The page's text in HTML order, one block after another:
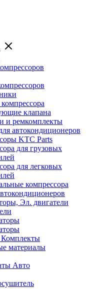
клапана
и ремкомплекты
автокондиционеров
KTC Parts
для грузовых
для легковых
компрессора
Эл. двигатели
материалы
Авто